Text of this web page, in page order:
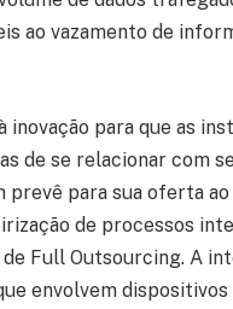
ao vazamento de
inovação para que as
de se relacionar com
prevê para sua oferta
de processos
Full Outsourcing. A
envolvem dispositivos